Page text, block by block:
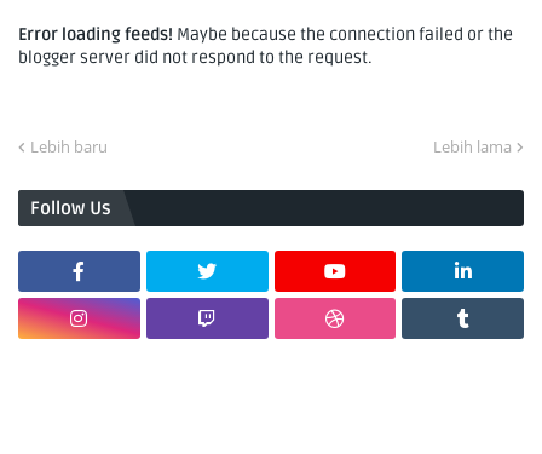
Error loading feeds! Maybe because the connection failed or the
blogger server did not respond to the request.
Lebih baru Lebih lama
Follow Us